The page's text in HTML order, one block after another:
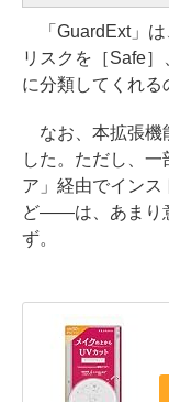
「GuardExt」は
リスクを［Safe
に分類してくれる
なお、本拡張機
した。ただし、
ア」経由でインス
ど――は、あまり
ず。